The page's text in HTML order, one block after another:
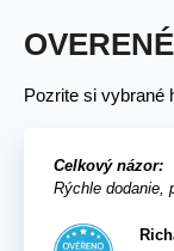
Pozrite si vybrané
Celkový názor:
Rýchle dodanie,